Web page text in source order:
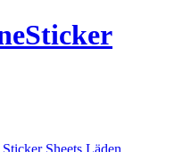
Sticker
Sticker Sheets Läden